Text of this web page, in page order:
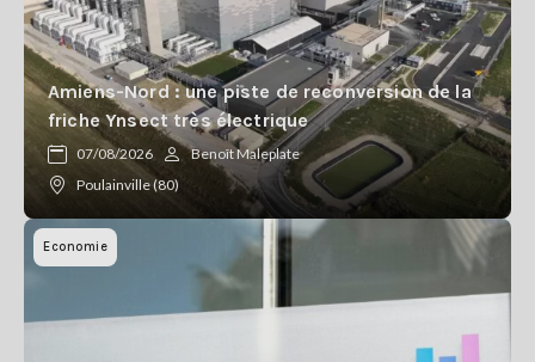
Amiens-Nord : une piste de reconversion de la
friche Ynsect très électrique
07/08/2026
Benoît Maleplate
Poulainville (80)
Economie